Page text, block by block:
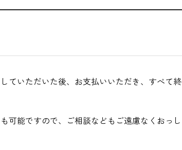
ていただいた後、お支払いいただき、すべて終
可能ですので、ご相談などもご遠慮なくおっし